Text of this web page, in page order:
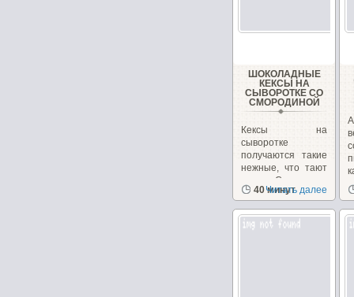
ШОКОЛАДНЫЕ
КЕКСЫ НА
СЫВОРОТКЕ СО
СМОРОДИНОЙ
Кексы на
сыворотке
получаются такие
нежные, что тают
во рту. Смородина
придает...
40 минут
Читать далее